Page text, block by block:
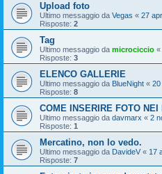
Upload foto
Ultimo messaggio da Vegas « 27
Risposte: 2
Tag
Ultimo messaggio da microciccio «
Risposte: 3
ELENCO GALLERIE
Ultimo messaggio da BlueNight « 20
Risposte: 8
COME INSERIRE FOTO NEI
Ultimo messaggio da davmarx « 2
Risposte: 1
Mercatino, non lo vedo.
Ultimo messaggio da DavideV « 17
Risposte: 7